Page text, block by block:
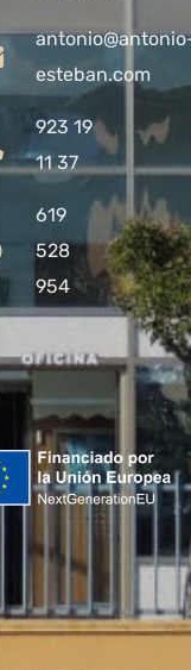
esteban.com
923 19
11 37
619
528
954